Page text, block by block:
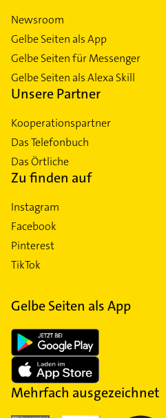
Newsroom
Gelbe Seiten als App
Gelbe Seiten für Messenger
Gelbe Seiten als Alexa Skill
Unsere Partner
Kooperationspartner
Das Telefonbuch
Das Örtliche
Zu finden auf
Instagram
Facebook
Pinterest
TikTok
Gelbe Seiten als App
Mehrfach ausgezeichnet